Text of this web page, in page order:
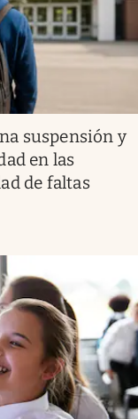
suspensión y
en las
de faltas